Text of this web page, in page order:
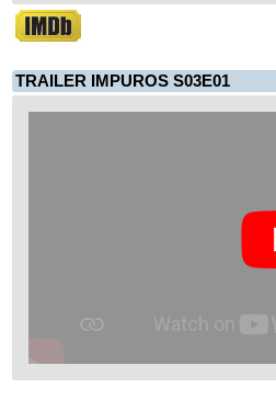
TRAILER IMPUROS S03E01